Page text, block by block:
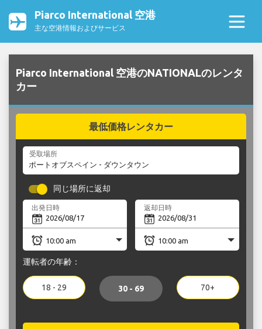
Piarco International 空港
主な空港情報およびサービス
Piarco International 空港のNATIONALのレンタ
カー
最低価格レンタカー
受取場所
同じ場所に返却
出発日時 返却日時
運転者の年齢：
18 - 29 30 - 69 70+